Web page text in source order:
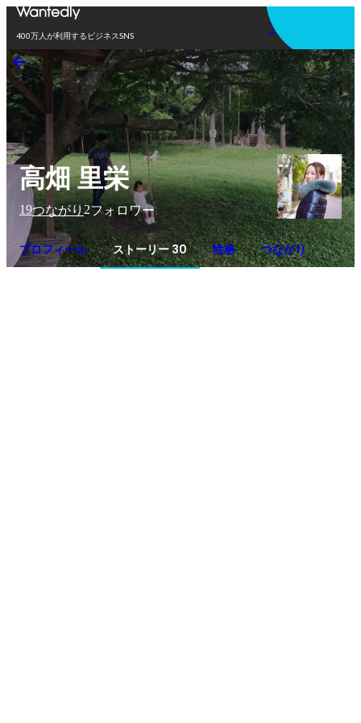
400万人が利用するビジネスSNS
アプリを使う
高畑 里栄
19つながり2フォロワー
プロフィール ストーリー 30 性格 つながり